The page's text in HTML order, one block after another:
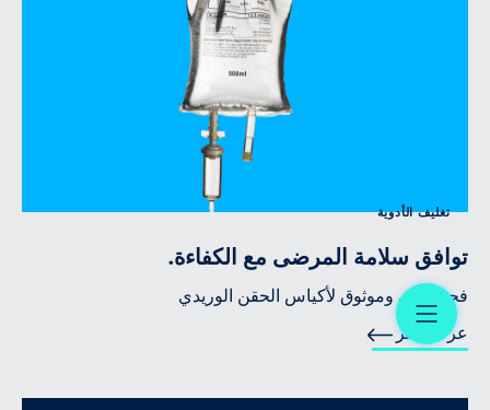
Menü
تغليف الأدوية
توافق سلامة المرضى مع الكفاءة.
فحص آلي وموثوق لأكياس الحقن الوريدي
عرف أكثر